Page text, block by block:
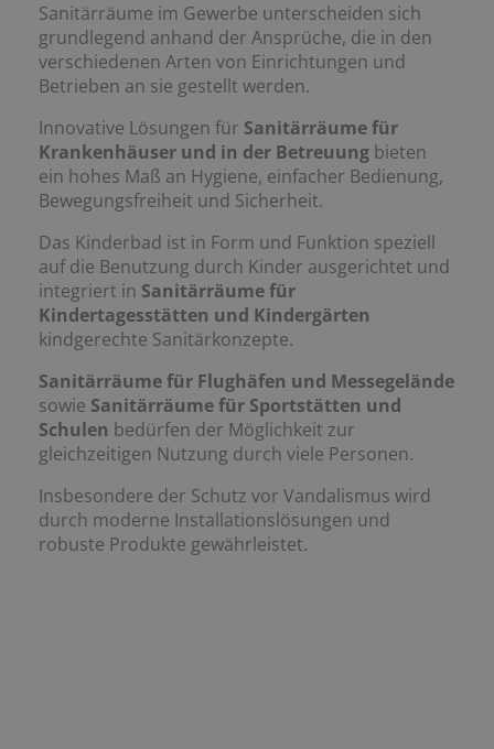
Sanitärräume im Gewerbe unterscheiden sich
grundlegend anhand der Ansprüche, die in den
verschiedenen Arten von Einrichtungen und
Betrieben an sie gestellt werden.
Innovative Lösungen für Sanitärräume für
Krankenhäuser und in der Betreuung bieten
ein hohes Maß an Hygiene, einfacher Bedienung,
Bewegungsfreiheit und Sicherheit.
Das Kinderbad ist in Form und Funktion speziell
auf die Benutzung durch Kinder ausgerichtet und
integriert in Sanitärräume für
Kindertagesstätten und Kindergärten
kindgerechte Sanitärkonzepte.
Sanitärräume für Flughäfen und Messegelände
sowie Sanitärräume für Sportstätten und
Schulen bedürfen der Möglichkeit zur
gleichzeitigen Nutzung durch viele Personen.
Insbesondere der Schutz vor Vandalismus wird
durch moderne Installationslösungen und
robuste Produkte gewährleistet.